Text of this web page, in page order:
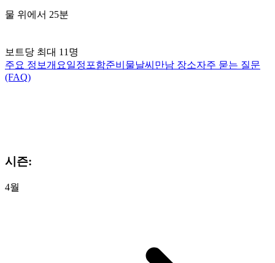
물 위에서 25분
보트당 최대 11명
주요 정보개요일정 포함준비물날씨 만남 장소자주 묻는 질문
(FAQ)
시즌:
4월